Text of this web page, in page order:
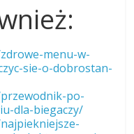
menu-w-
sie-o-dobrostan-
po-
dla-biegaczy/